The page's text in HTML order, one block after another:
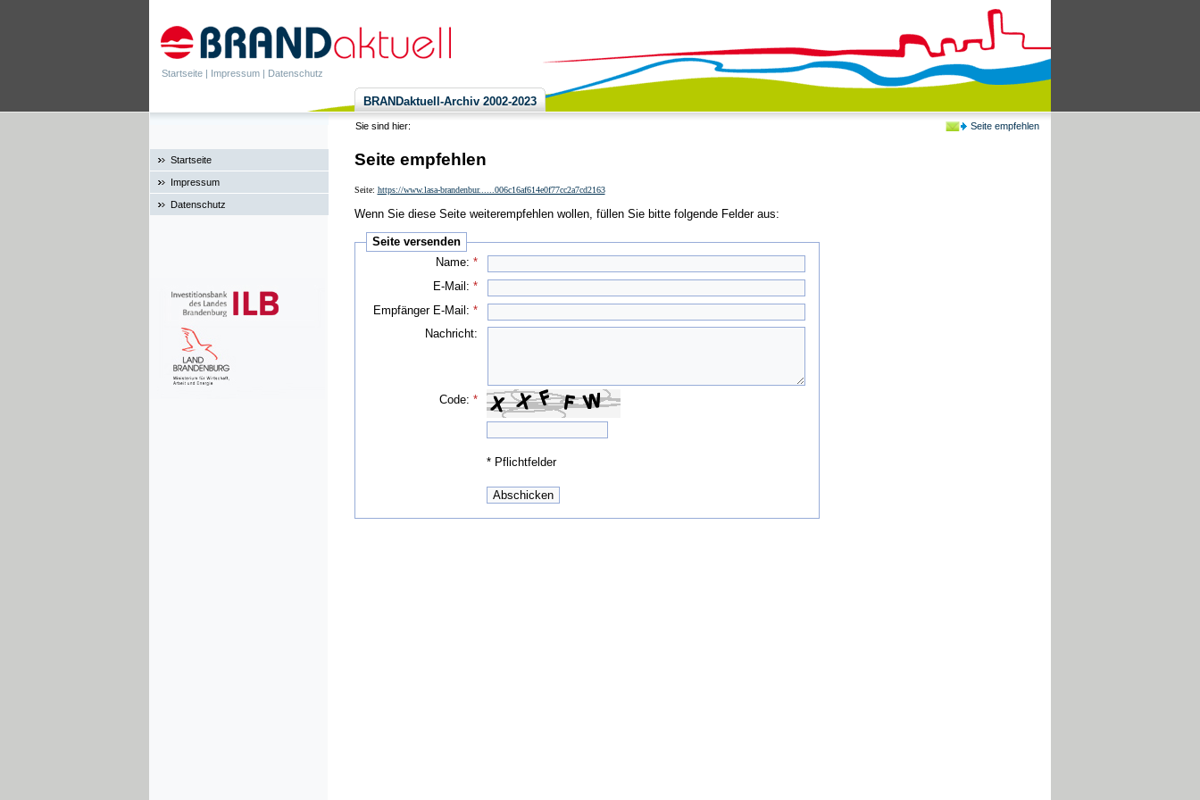
Startseite | Impressum | Datenschutz
Seite empfehlen
BRANDaktuell-Archiv 2002-2023
Sie sind hier:
Startseite
Impressum
Datenschutz
Seite empfehlen
Seite: https://www.lasa-brandenbur......006c16af614e0f77cc2a7cd2163
Wenn Sie diese Seite weiterempfehlen wollen, füllen Sie bitte folgende Felder aus:
Seite versenden
Name:*
E-Mail:*
Empfänger E-Mail:*
Nachricht:
Code:*
* Pflichtfelder